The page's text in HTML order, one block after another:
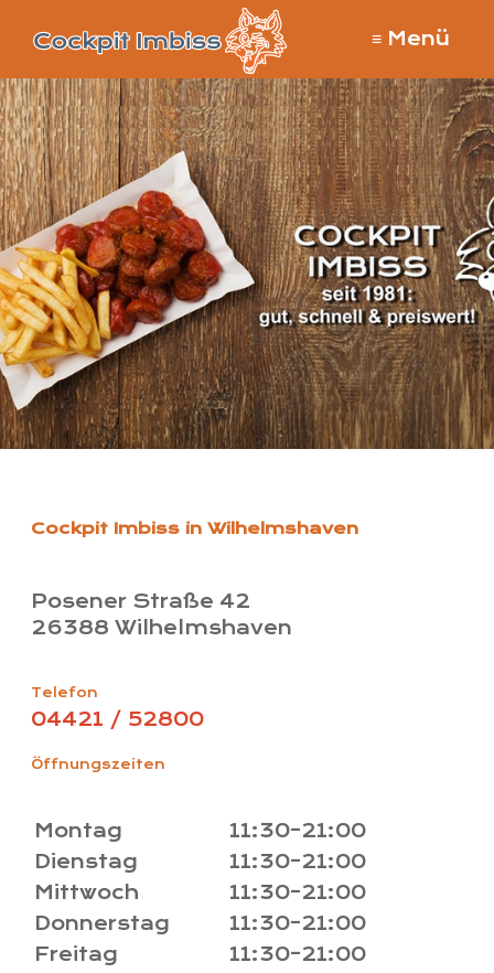
≡ Menü
Cockpit Imbiss in Wilhelmshaven
Posener Straße 42
26388 Wilhelmshaven
Telefon
04421 / 52800
Öffnungszeiten
Montag
11:30–21:00
Dienstag
11:30–21:00
Mittwoch
11:30–21:00
Donnerstag
11:30–21:00
Freitag
11:30–21:00